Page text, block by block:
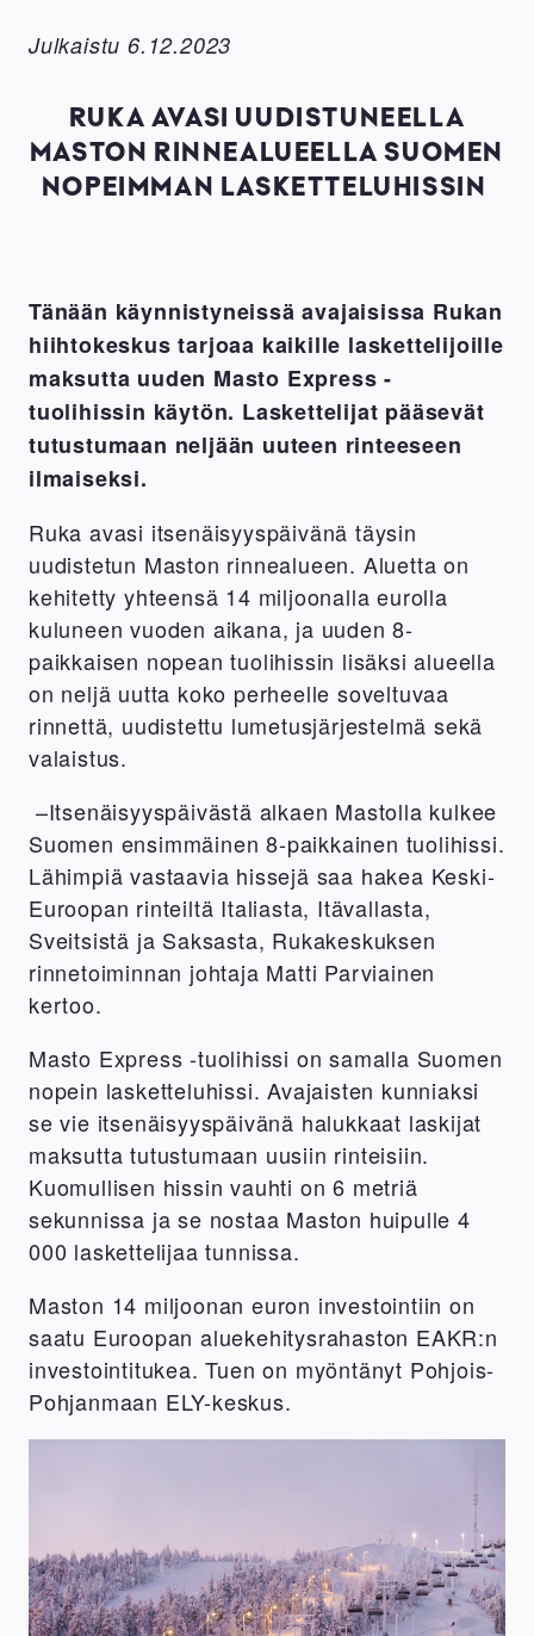
Julkaistu 6.12.2023
RUKA AVASI UUDISTUNEELLA
MASTON RINNEALUEELLA SUOMEN
NOPEIMMAN LASKETTELUHISSIN
Tänään käynnistyneissä avajaisissa Rukan
hiihtokeskus tarjoaa kaikille laskettelijoille
maksutta uuden Masto Express -
tuolihissin käytön. Laskettelijat pääsevät
tutustumaan neljään uuteen rinteeseen
ilmaiseksi.
Ruka avasi itsenäisyyspäivänä täysin
uudistetun Maston rinnealueen. Aluetta on
kehitetty yhteensä 14 miljoonalla eurolla
kuluneen vuoden aikana, ja uuden 8-
paikkaisen nopean tuolihissin lisäksi alueella
on neljä uutta koko perheelle soveltuvaa
rinnettä, uudistettu lumetusjärjestelmä sekä
valaistus.
–Itsenäisyyspäivästä alkaen Mastolla kulkee
Suomen ensimmäinen 8-paikkainen tuolihissi.
Lähimpiä vastaavia hissejä saa hakea Keski-
Euroopan rinteiltä Italiasta, Itävallasta,
Sveitsistä ja Saksasta, Rukakeskuksen
rinnetoiminnan johtaja Matti Parviainen
kertoo.
Masto Express -tuolihissi on samalla Suomen
nopein lasketteluhissi. Avajaisten kunniaksi
se vie itsenäisyyspäivänä halukkaat laskijat
maksutta tutustumaan uusiin rinteisiin.
Kuomullisen hissin vauhti on 6 metriä
sekunnissa ja se nostaa Maston huipulle 4
000 laskettelijaa tunnissa.
Maston 14 miljoonan euron investointiin on
saatu Euroopan aluekehitysrahaston EAKR:n
investointitukea. Tuen on myöntänyt Pohjois-
Pohjanmaan ELY-keskus.